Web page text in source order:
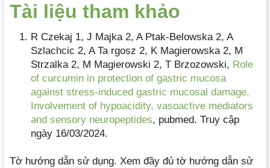
Tài liệu tham khảo
R Czekaj 1, J Majka 2, A Ptak-Belowska 2, A
Szlachcic 2, A Ta rgosz 2, K Magierowska 2, M
Strzalka 2, M Magierowski 2, T Brzozowski, Role
of curcumin in protection of gastric mucosa
against stress-induced gastric mucosal damage.
Involvement of hypoacidity, vasoactive mediators
and sensory neuropeptides, pubmed. Truy cập
ngày 16/03/2024.
Tờ hướng dẫn sử dụng. Xem đầy đủ tờ hướng dẫn sử